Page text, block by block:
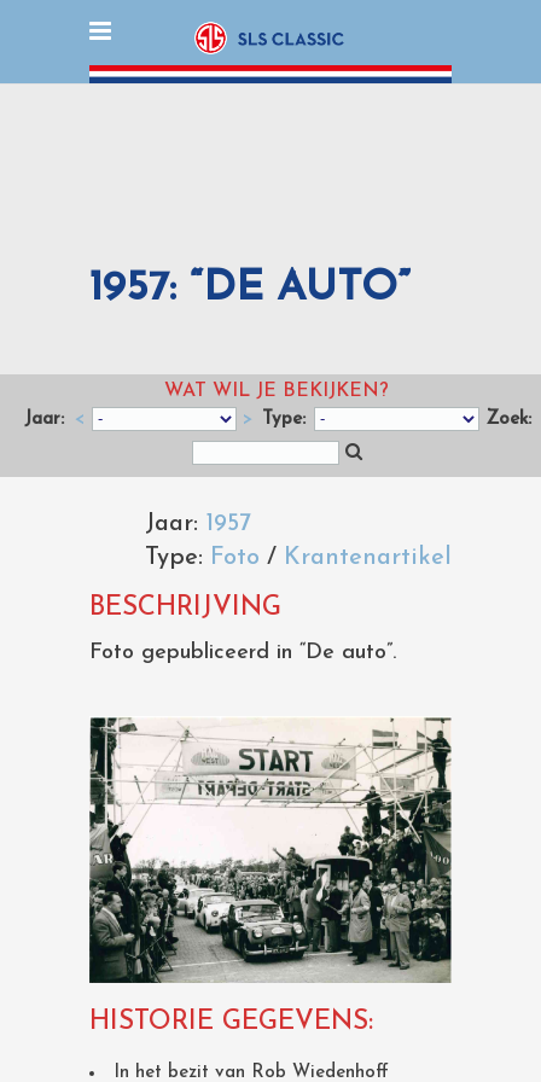
1957: “DE AUTO”
WAT WIL JE BEKIJKEN?
Jaar: < > Type: Zoek:
Jaar: 1957
Type: Foto / Krantenartikel
BESCHRIJVING
Foto gepubliceerd in “De auto”.
HISTORIE GEGEVENS:
In het bezit van Rob Wiedenhoff